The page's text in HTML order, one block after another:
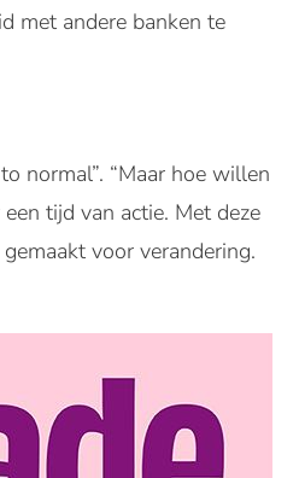
met andere banken te
normal”. “Maar hoe willen
tijd van actie. Met deze
voor verandering.